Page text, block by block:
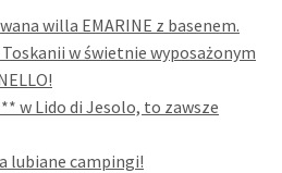
willa EMARINE z basenem.
w świetnie wyposażonym
w Lido di Jesolo, to zawsze
lubiane campingi!